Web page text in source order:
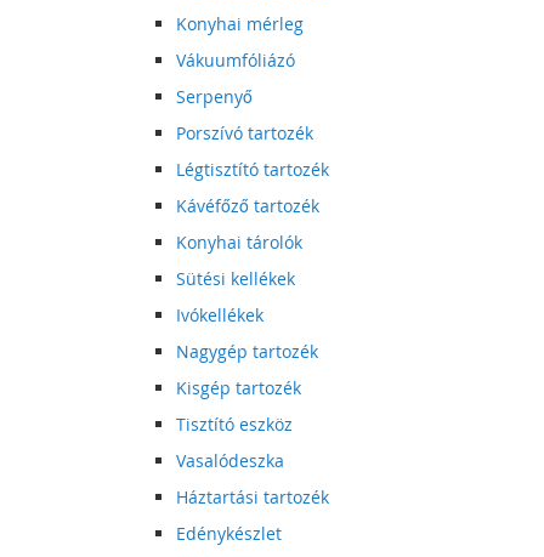
Konyhai mérleg
Vákuumfóliázó
Serpenyő
Porszívó tartozék
Légtisztító tartozék
Kávéfőző tartozék
Konyhai tárolók
Sütési kellékek
Ivókellékek
Nagygép tartozék
Kisgép tartozék
Tisztító eszköz
Vasalódeszka
Háztartási tartozék
Edénykészlet